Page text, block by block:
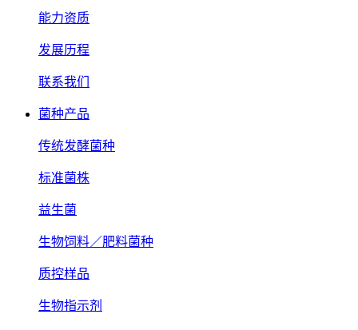
能力资质
发展历程
联系我们
菌种产品
传统发酵菌种
标准菌株
益生菌
生物饲料／肥料菌种
质控样品
生物指示剂